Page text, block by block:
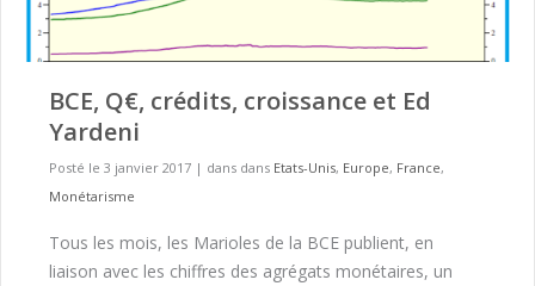
BCE, Q€, crédits, croissance et Ed
Yardeni
Posté le 3 janvier 2017 | dans dans Etats-Unis, Europe, France,
Monétarisme
Tous les mois, les Marioles de la BCE publient, en
liaison avec les chiffres des agrégats monétaires, un